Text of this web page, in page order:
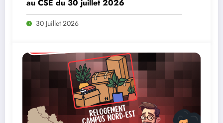
au CSE du 30 juillet 2026
30 Juillet 2026